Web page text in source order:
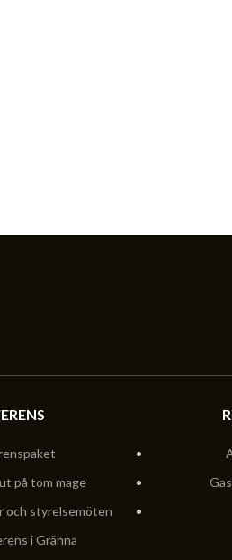
på tom mage
och styrelsemöten
i Gränna